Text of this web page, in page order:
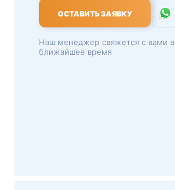
ОСТАВИТЬ ЗАЯВКУ
Наш менеджер свяжется с вами в
ближайшее время